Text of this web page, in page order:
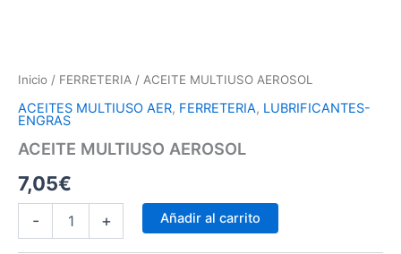
Inicio / FERRETERIA / ACEITE MULTIUSO AEROSOL
ACEITES MULTIUSO AER, FERRETERIA, LUBRIFICANTES-
ENGRAS
ACEITE MULTIUSO AEROSOL
7,05€
- + Añadir al carrito